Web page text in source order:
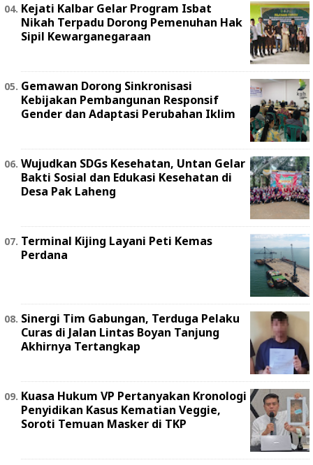
Kejati Kalbar Gelar Program Isbat
Nikah Terpadu Dorong Pemenuhan Hak
Sipil Kewarganegaraan
Gemawan Dorong Sinkronisasi
Kebijakan Pembangunan Responsif
Gender dan Adaptasi Perubahan Iklim
Wujudkan SDGs Kesehatan, Untan Gelar
Bakti Sosial dan Edukasi Kesehatan di
Desa Pak Laheng
Terminal Kijing Layani Peti Kemas
Perdana
Sinergi Tim Gabungan, Terduga Pelaku
Curas di Jalan Lintas Boyan Tanjung
Akhirnya Tertangkap
Kuasa Hukum VP Pertanyakan Kronologi
Penyidikan Kasus Kematian Veggie,
Soroti Temuan Masker di TKP